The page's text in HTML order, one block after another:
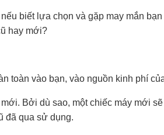
biết lựa chọn và gặp may mắn
hay mới?
toàn vào bạn, vào nguồn kinh phí
Bởi dù sao, một chiếc máy mới
đã qua sử dụng.